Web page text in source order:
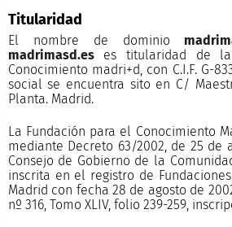
Titularidad
El nombre de dominio
madrimasd.eses titularidad de la
Conocimiento madri+d, con C.I.F. G-
social se encuentra sito en C/
Planta. Madrid.
La Fundación para el Conocimiento
mediante Decreto 63/2002, de 25 de
Consejo de Gobierno de la
inscrita en el registro de
Madrid con fecha 28 de agosto de
nº 316, Tomo XLIV, folio 239-259,